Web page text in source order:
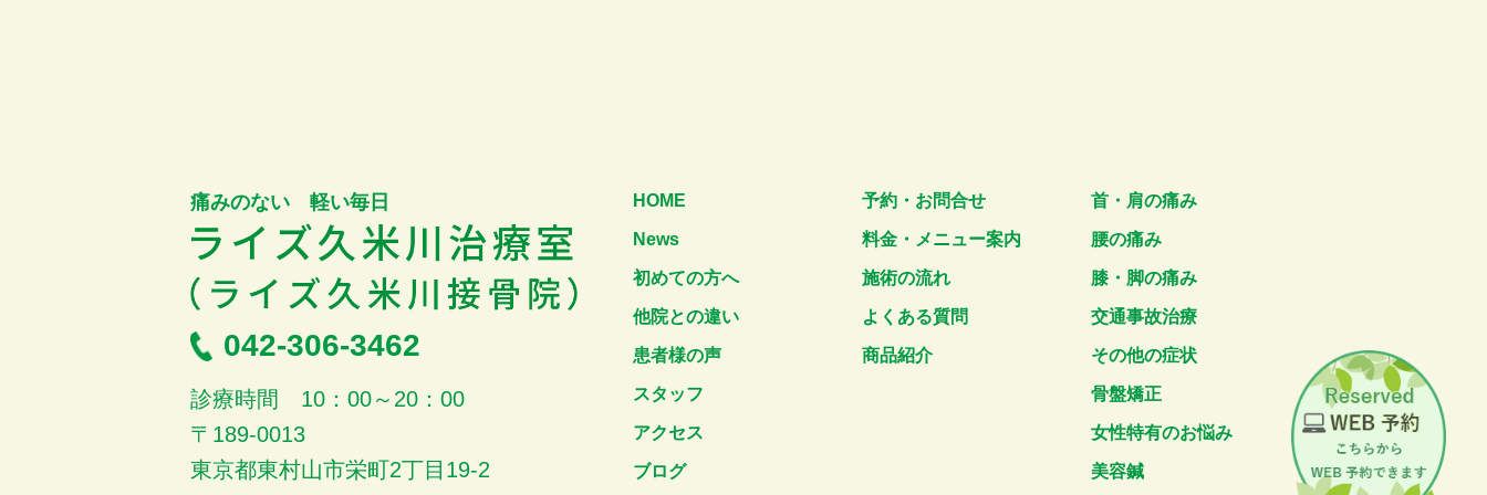
痛みのない 軽い毎日
042-306-3462
診療時間 10：00～20：00
〒189-0013
東京都東村山市栄町2丁目19-2
HOME
News
初めての方へ
他院との違い
患者様の声
スタッフ
アクセス
ブログ
予約・お問合せ
料金・メニュー案内
施術の流れ
よくある質問
商品紹介
首・肩の痛み
腰の痛み
膝・脚の痛み
交通事故治療
その他の症状
骨盤矯正
女性特有のお悩み
美容鍼